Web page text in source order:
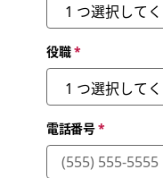
役職*
電話番号*